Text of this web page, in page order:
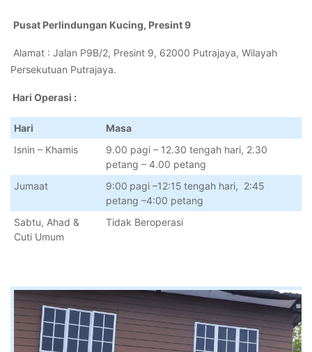
Pusat Perlindungan Kucing, Presint 9
Alamat : Jalan P9B/2, Presint 9, 62000 Putrajaya, Wilayah
Persekutuan Putrajaya.
Hari Operasi :
Hari
Masa
Isnin – Khamis
9.00 pagi – 12.30 tengah hari, 2.30
petang – 4.00 petang
Jumaat
9:00 pagi –12:15 tengah hari, 2:45
petang –4:00 petang
Sabtu, Ahad &
Cuti Umum
Tidak Beroperasi